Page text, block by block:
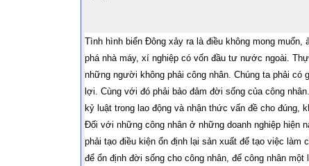
Tình hình biển Đông xảy ra là điều không mong
phá nhà máy, xí nghiệp có vốn đầu tư nước ngoài.
những người không phải công nhân. Chúng ta phải
lợi. Cùng với đó phải bảo đảm đời sống của công
kỷ luật trong lao động và nhận thức vấn đề cho đúng,
Đối với những công nhân ở những doanh nghiệp hiện
phải tạo điều kiện ổn định lại sản xuất để tạo việc
để ổn định đời sống cho công nhân, để công nhân